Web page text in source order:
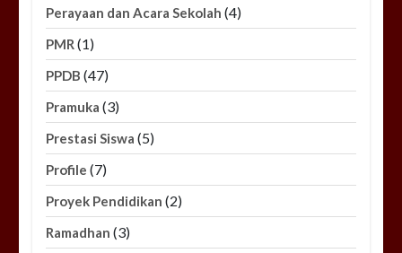
Perayaan dan Acara Sekolah (4)
PMR (1)
PPDB (47)
Pramuka (3)
Prestasi Siswa (5)
Profile (7)
Proyek Pendidikan (2)
Ramadhan (3)